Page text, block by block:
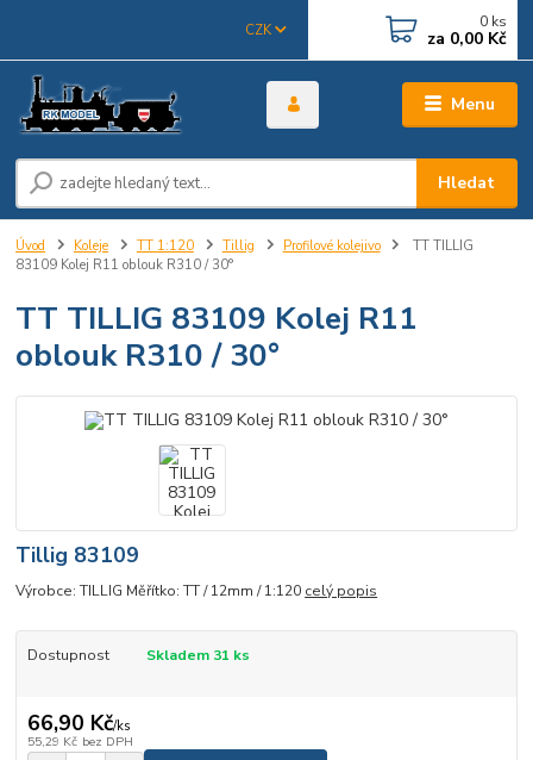
Menu
CZK
Hledat
0 ks
za 0,00 Kč
Úvod Koleje TT 1:120 Tillig Profilové kolejivo
TT TILLIG
83109 Kolej R11 oblouk R310 / 30°
TT TILLIG 83109 Kolej R11
oblouk R310 / 30°
Tillig 83109
Výrobce: TILLIG Měřítko: TT / 12mm / 1:120 celý popis
Dostupnost Skladem 31 ks
66,90 Kč/ks
55,29 Kč bez DPH